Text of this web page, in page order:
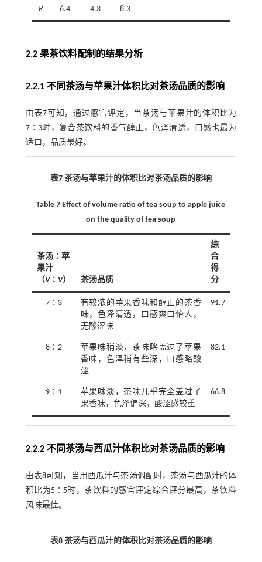
R 6.4 4.3 8.3
2.2 果茶饮料配制的结果分析
2.2.1 不同茶汤与苹果汁体积比对茶汤品质的影响
由表7 可知，通过感官评定，当茶汤与苹果汁的体积比为
7∶3时，复合茶饮料的香气醇正，色泽清透，口感也最为
适口，品质最好。
表7 茶汤与苹果汁的体积比对茶汤品质的影响
Table 7 Effect of volume ratio of tea soup to apple juice
on the quality of tea soup
茶汤∶苹
果汁
（V∶ V） 茶汤品质
综
合
得
分
7∶3
有较浓的苹果香味和醇正的茶香
味，色泽清透，口感爽口怡人，
无酸涩味
91.7
8∶2
苹果味稍淡，茶味略盖过了苹果
香味，色泽稍有些深，口感略酸
涩
82.1
9∶1
苹果味淡，茶味几乎完全盖过了
果香味，色泽偏深，酸涩感较重
66.8
2.2.2 不同茶汤与西瓜汁体积比对茶汤品质的影响
由表8可知，当用西瓜汁与茶汤调配时，茶汤与西瓜汁的体
积比为5∶5时，茶饮料的感官评定综合评分最高，茶饮料
风味最佳。
表8 茶汤与西瓜汁的体积比对茶汤品质的影响